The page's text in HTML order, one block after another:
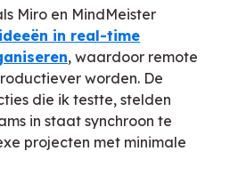
Miro en MindMeister
ideeën in real-time
, waardoor remote
worden. De
die ik testte, stelden
in staat synchroon te
projecten met minimale